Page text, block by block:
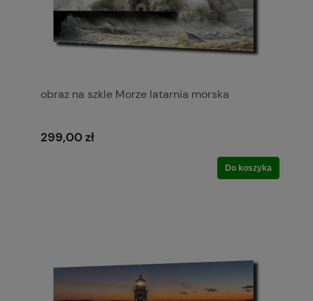
obraz na szkle Morze latarnia morska
299,00 zł
Do koszyka